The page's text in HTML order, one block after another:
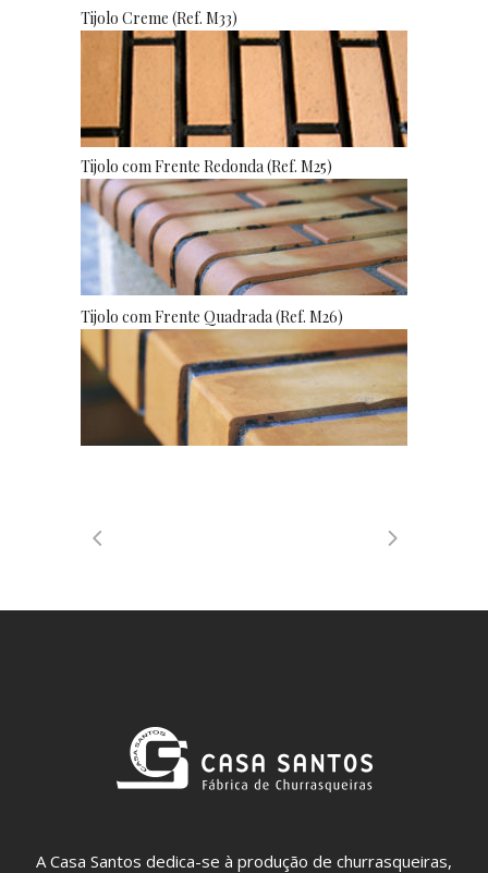
Tijolo Creme (Ref. M33)
Tijolo com Frente Redonda (Ref. M25)
Tijolo com Frente Quadrada (Ref. M26)
A Casa Santos dedica-se à produção de churrasqueiras,